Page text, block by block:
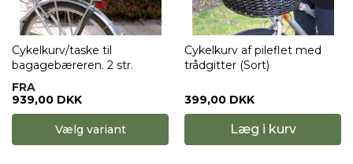
Cykelkurv/taske til
bagagebæreren. 2 str.
FRA
939,00 DKK
Vælg variant
Cykelkurv af pileflet med
trådgitter (Sort)
399,00 DKK
Læg i kurv